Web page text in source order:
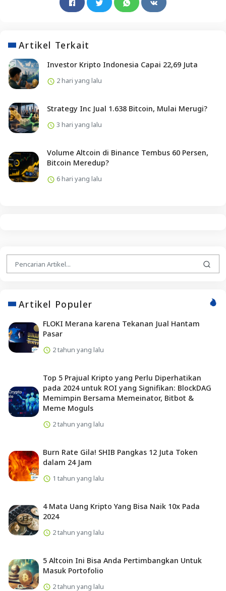
Artikel Terkait
Investor Kripto Indonesia Capai 22,69 Juta
2 hari yang lalu
Strategy Inc Jual 1.638 Bitcoin, Mulai Merugi?
3 hari yang lalu
Volume Altcoin di Binance Tembus 60 Persen,
Bitcoin Meredup?
6 hari yang lalu
Artikel Populer
FLOKI Merana karena Tekanan Jual Hantam
Pasar
2 tahun yang lalu
Top 5 Prajual Kripto yang Perlu Diperhatikan
pada 2024 untuk ROI yang Signifikan: BlockDAG
Memimpin Bersama Memeinator, Bitbot &
Meme Moguls
2 tahun yang lalu
Burn Rate Gila! SHIB Pangkas 12 Juta Token
dalam 24 Jam
1 tahun yang lalu
4 Mata Uang Kripto Yang Bisa Naik 10x Pada
2024
2 tahun yang lalu
5 Altcoin Ini Bisa Anda Pertimbangkan Untuk
Masuk Portofolio
2 tahun yang lalu